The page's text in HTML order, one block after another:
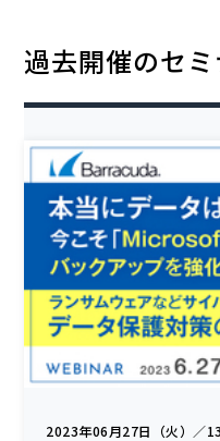
過去開催のセ
2023年06月27日（火）／